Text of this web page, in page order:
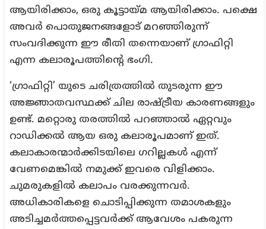
ആയിരിക്കാം, ഒരു കൂട്ടായ്മ ആയിരിക്കാം. പക്ഷെ
അവർ പൊതുജനങ്ങളോട് മറഞ്ഞിരുന്ന്
സംവദിക്കുന്ന ഈ രീതി തന്നെയാണ് ഗ്രാഫിറ്റി
എന്ന കലാരൂപത്തിന്റെ ഭംഗി.
‘ഗ്രാഫിറ്റി’ യുടെ ചരിത്രത്തിൽ തുടരുന്ന ഈ
അജ്ഞാതവസ്ഥക്ക് ചില രാഷ്ട്രീയ കാരണങ്ങളും
ഉണ്ട്. മറ്റൊരു തരത്തിൽ പറഞ്ഞാൽ ഏറ്റവും
റാഡിക്കൽ ആയ ഒരു കലാരൂപമാണ് ഇത്.
കലാകാരന്മാർക്കിടയിലെ ഗറില്ലകൾ എന്ന്
വേണമെങ്കിൽ നമുക്ക് ഇവരെ വിളിക്കാം.
ചുമരുകളിൽ കലാപം വരക്കുന്നവർ.
അധികാരികളെ ചൊടിപ്പിക്കുന്ന തമാശകളും
അടിച്ചമർത്തപ്പെട്ടവർക്ക് ആവേശം പകരുന്ന